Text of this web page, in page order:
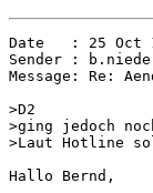
Date   : 25 Oct
Sender :
Message: Re:
>D2
>ging jedoch
>Laut Hotline
Hallo Bernd,